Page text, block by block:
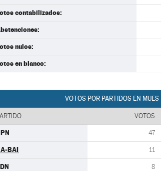
contabilizados:
nulos:
en blanco:
VOTOS POR PARTIDOS EN MUES
VOTOS
47
BAI 11
8